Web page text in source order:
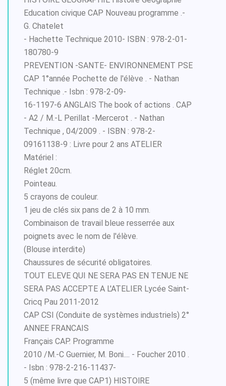
Education civique CAP Nouveau programme .-
G. Chatelet
- Hachette Technique 2010- ISBN : 978-2-01-
180780-9
PREVENTION -SANTE- ENVIRONNEMENT PSE
CAP 1°année Pochette de l'élève . - Nathan
Technique .- Isbn : 978-2-09-
16-1197-6 ANGLAIS The book of actions . CAP
- A2 / M.-L Perillat -Mercerot . - Nathan
Technique , 04/2009 . - ISBN : 978-2-
09161138-9 : Livre pour 2 ans ATELIER
Matériel :
Réglet 20cm.
Pointeau.
5 crayons de couleur.
1 jeu de clés six pans de 2 à 10 mm.
Combinaison de travail bleue resserrée aux
poignets avec le nom de l'élève.
(Blouse interdite)
Chaussures de sécurité obligatoires.
TOUT ELEVE QUI NE SERA PAS EN TENUE NE
SERA PAS ACCEPTE A L'ATELIER Lycée Saint-
Cricq Pau 2011-2012
CAP CSI (Conduite de systèmes industriels) 2°
ANNEE FRANCAIS
Français CAP. Programme
2010 /M.-C Guernier, M. Boni.... - Foucher 2010 .
- Isbn : 978-2-216-11437-
5 (même livre que CAP1) HISTOlRE